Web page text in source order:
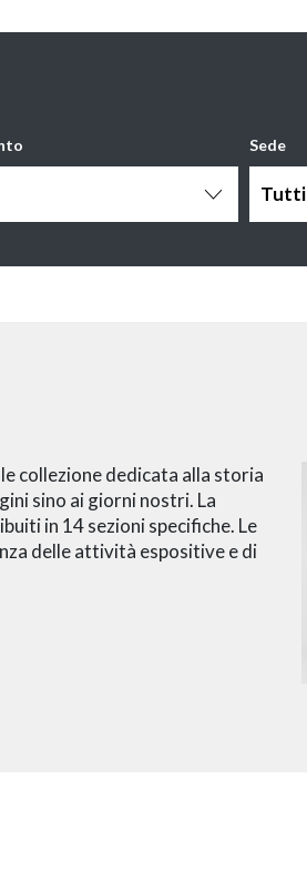
Sede
Tutti
collezione dedicata alla storia
sino ai giorni nostri. La
in 14 sezioni specifiche. Le
delle attività espositive e di